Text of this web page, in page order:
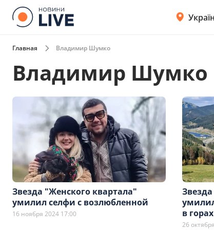
Главная Владимир Шумко
Владимир Шумко
Звезда "Женского квартала"
умилил селфи с возлюбленной
16 ноября 2024 17:00
в горах
26